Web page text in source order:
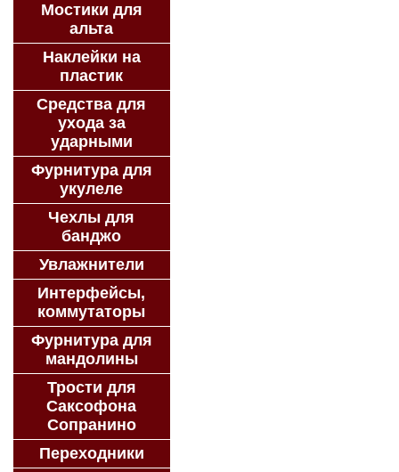
Мостики для
альта
Наклейки на
пластик
Средства для
ухода за
ударными
Фурнитура для
укулеле
Чехлы для
банджо
Увлажнители
Интерфейсы,
коммутаторы
Фурнитура для
мандолины
Трости для
Саксофона
Сопранино
Переходники